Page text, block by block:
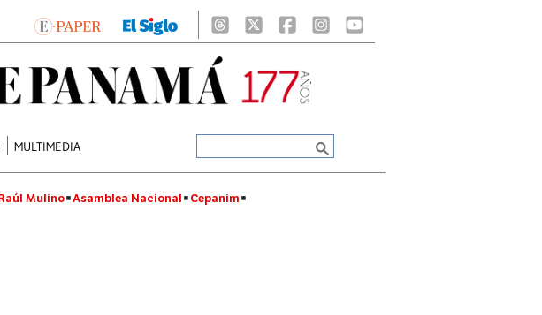
MULTIMEDIA
Mulino Asamblea Nacional Cepanim